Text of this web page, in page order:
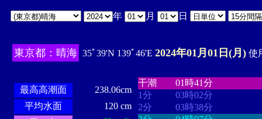
年 月 日
東京都：晴海 35ﾟ39'N 139ﾟ46'E 2024年01月01日(月) 使
最高高潮面
238.06cm
平均水面
120 cm
干潮
01時41分
1分
03時02分
2分
03時38分